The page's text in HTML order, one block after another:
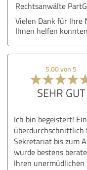
Rechtsanwälte
Vielen Dank für Ihre
Ihnen helfen
5,00 von 5
SEHR GUT
Ich bin begeistert!
überdurchschnittlich
Sekretariat bis zum
wurde bestens
Ihren unermüdlichen